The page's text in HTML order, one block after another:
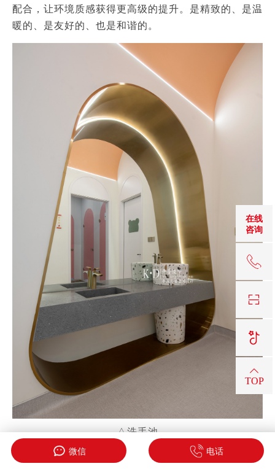
在线
咨询
TOP
配合，让环境质感获得更高级的提升。是精致的、是温
暖的、是友好的、也是和谐的。
△洗手池
坚硬的金属被锻造成拥有柔软视觉的弧形装饰，刚柔并
微信 电话